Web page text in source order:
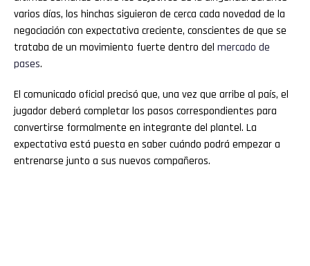
varios días, los hinchas siguieron de cerca cada novedad de la
negociación con expectativa creciente, conscientes de que se
trataba de un movimiento fuerte dentro del mercado de
pases.
El comunicado oficial precisó que, una vez que arribe al país, el
jugador deberá completar los pasos correspondientes para
convertirse formalmente en integrante del plantel. La
expectativa está puesta en saber cuándo podrá empezar a
entrenarse junto a sus nuevos compañeros.